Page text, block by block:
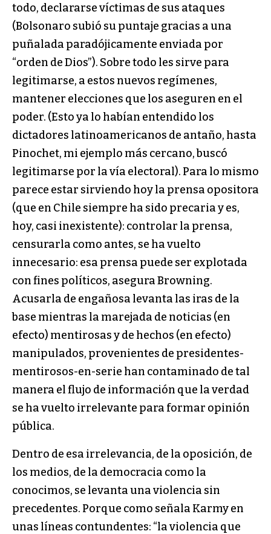
todo, declararse víctimas de sus ataques
(Bolsonaro subió su puntaje gracias a una
puñalada paradójicamente enviada por
“orden de Dios”). Sobre todo les sirve para
legitimarse, a estos nuevos regímenes,
mantener elecciones que los aseguren en el
poder. (Esto ya lo habían entendido los
dictadores latinoamericanos de antaño, hasta
Pinochet, mi ejemplo más cercano, buscó
legitimarse por la vía electoral). Para lo mismo
parece estar sirviendo hoy la prensa opositora
(que en Chile siempre ha sido precaria y es,
hoy, casi inexistente): controlar la prensa,
censurarla como antes, se ha vuelto
innecesario: esa prensa puede ser explotada
con fines políticos, asegura Browning.
Acusarla de engañosa levanta las iras de la
base mientras la marejada de noticias (en
efecto) mentirosas y de hechos (en efecto)
manipulados, provenientes de presidentes-
mentirosos-en-serie han contaminado de tal
manera el flujo de información que la verdad
se ha vuelto irrelevante para formar opinión
pública.
Dentro de esa irrelevancia, de la oposición, de
los medios, de la democracia como la
conocimos, se levanta una violencia sin
precedentes. Porque como señala Karmy en
unas líneas contundentes: “la violencia que